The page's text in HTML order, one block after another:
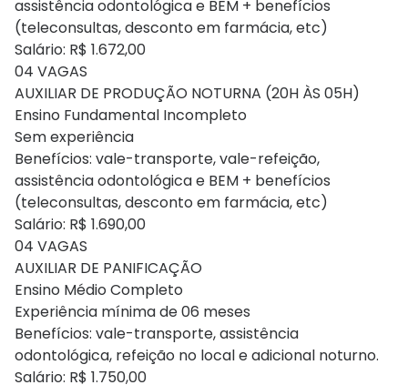
assistência odontológica e BEM + benefícios
(teleconsultas, desconto em farmácia, etc)
Salário: R$ 1.672,00
04 VAGAS
AUXILIAR DE PRODUÇÃO NOTURNA (20H ÀS 05H)
Ensino Fundamental Incompleto
Sem experiência
Benefícios: vale-transporte, vale-refeição,
assistência odontológica e BEM + benefícios
(teleconsultas, desconto em farmácia, etc)
Salário: R$ 1.690,00
04 VAGAS
AUXILIAR DE PANIFICAÇÃO
Ensino Médio Completo
Experiência mínima de 06 meses
Benefícios: vale-transporte, assistência
odontológica, refeição no local e adicional noturno.
Salário: R$ 1.750,00